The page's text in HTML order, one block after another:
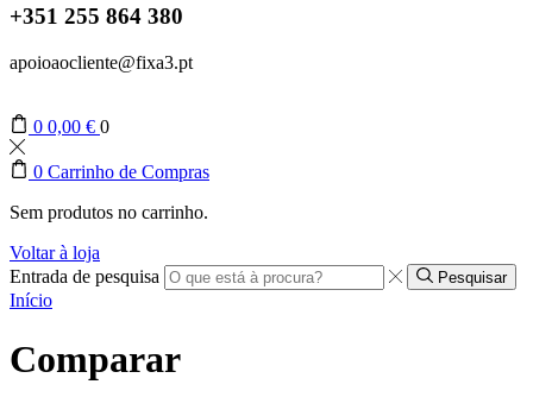
+351 255 864 380
apoioaocliente@fixa3.pt
0 0,00 € 0
0 Carrinho de Compras
Sem produtos no carrinho.
Voltar à loja
Entrada de pesquisa
Pesquisar
Início
Comparar